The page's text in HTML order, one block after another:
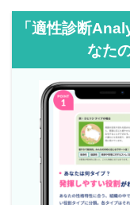
「適性診断
なた